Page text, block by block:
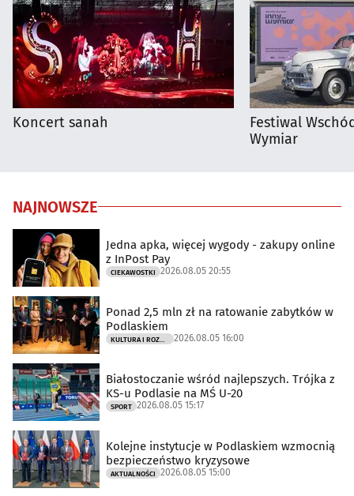
Koncert sanah
Festiwal
Wymiar
NAJNOWSZE
Jedna apka, więcej wygody - zakupy online
z InPost Pay
CIEKAWOSTKI 2026.08.05 20:55
Ponad 2,5 mln zł na ratowanie zabytków w
Podlaskiem
KULTURA I ROZRYWKA 2026.08.05 16:00
Białostoczanie wśród najlepszych. Trójka z
KS-u Podlasie na MŚ U-20
SPORT 2026.08.05 15:17
Kolejne instytucje w Podlaskiem wzmocnią
bezpieczeństwo kryzysowe
AKTUALNOŚCI 2026.08.05 15:00